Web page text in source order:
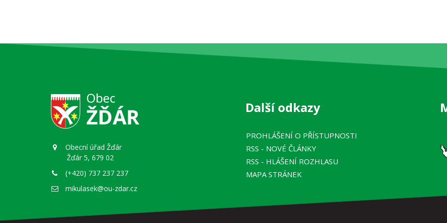
Obecní úřad Žďár
Žďár 5, 679 02
(+420) 737 237 237
mikulasek@ou-zdar.cz
Další odkazy
PROHLÁŠENÍ O PŘÍSTUPNOSTI
RSS - NOVÉ ČLÁNKY
RSS - HLÁŠENÍ ROZHLASU
MAPA STRÁNEK